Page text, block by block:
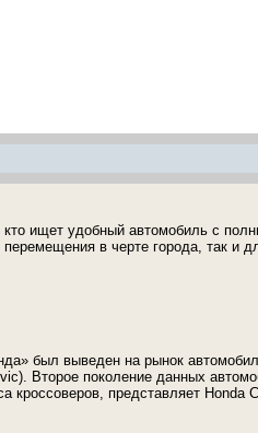
ищет удобный автомобиль с
в черте города, так и
был выведен на рынок
Второе поколение данных
кроссоверов, представляет Honda